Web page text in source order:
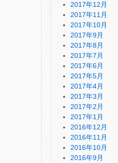
2017年12月
2017年11月
2017年10月
2017年9月
2017年8月
2017年7月
2017年6月
2017年5月
2017年4月
2017年3月
2017年2月
2017年1月
2016年12月
2016年11月
2016年10月
2016年9月